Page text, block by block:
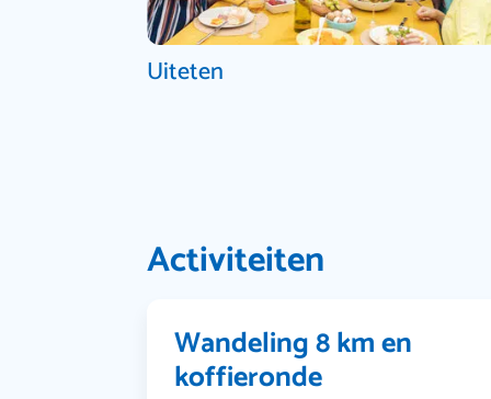
Uiteten
Activiteiten
Wandeling 8 km en
koffieronde